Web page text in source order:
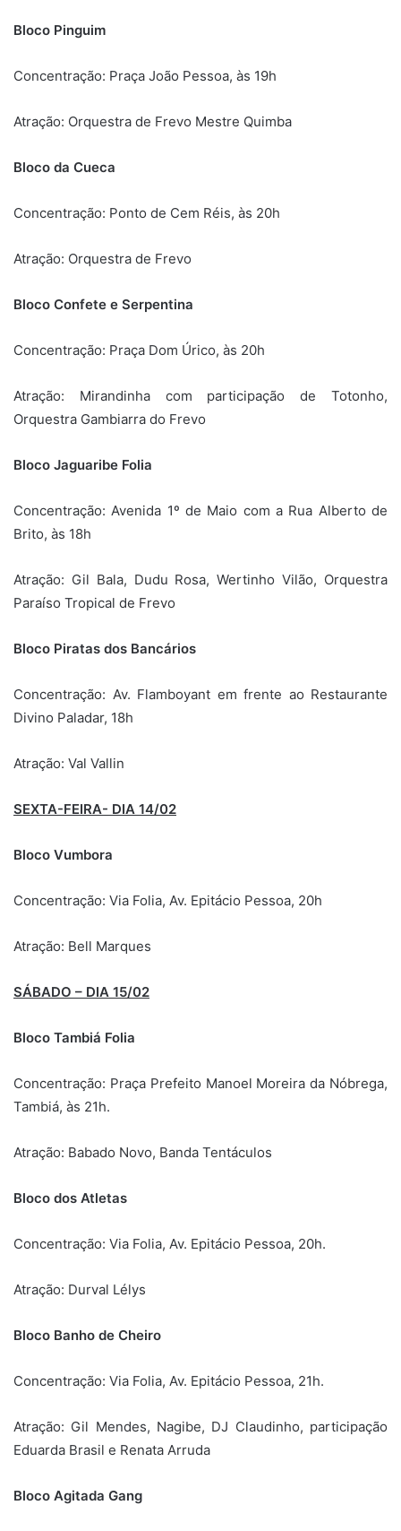
Bloco Pinguim
Concentração: Praça João Pessoa, às 19h
Atração: Orquestra de Frevo Mestre Quimba
Bloco da Cueca
Concentração: Ponto de Cem Réis, às 20h
Atração: Orquestra de Frevo
Bloco Confete e Serpentina
Concentração: Praça Dom Úrico, às 20h
Atração: Mirandinha com participação de Totonho,
Orquestra Gambiarra do Frevo
Bloco Jaguaribe Folia
Concentração: Avenida 1º de Maio com a Rua Alberto de
Brito, às 18h
Atração: Gil Bala, Dudu Rosa, Wertinho Vilão, Orquestra
Paraíso Tropical de Frevo
Bloco Piratas dos Bancários
Concentração: Av. Flamboyant em frente ao Restaurante
Divino Paladar, 18h
Atração: Val Vallin
SEXTA-FEIRA- DIA 14/02
Bloco Vumbora
Concentração: Via Folia, Av. Epitácio Pessoa, 20h
Atração: Bell Marques
SÁBADO – DIA 15/02
Bloco Tambiá Folia
Concentração: Praça Prefeito Manoel Moreira da Nóbrega,
Tambiá, às 21h.
Atração: Babado Novo, Banda Tentáculos
Bloco dos Atletas
Concentração: Via Folia, Av. Epitácio Pessoa, 20h.
Atração: Durval Lélys
Bloco Banho de Cheiro
Concentração: Via Folia, Av. Epitácio Pessoa, 21h.
Atração: Gil Mendes, Nagibe, DJ Claudinho, participação
Eduarda Brasil e Renata Arruda
Bloco Agitada Gang